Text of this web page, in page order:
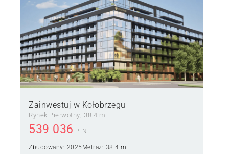
Zainwestuj w Kołobrzegu
Rynek Pierwotny 38.4 m
539 036 PLN
Zbudowany: 2025 Metraż: 38.4 m